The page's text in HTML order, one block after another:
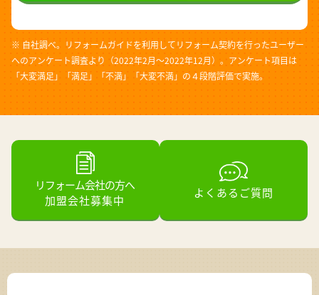
※ 自社調べ。リフォームガイドを利用してリフォーム契約を行ったユーザー
へのアンケート調査より（2022年2月～2022年12月）。アンケート項目は
「大変満足」「満足」「不満」「大変不満」の４段階評価で実施。
リフォーム会社の方へ
加盟会社募集中
よくあるご質問